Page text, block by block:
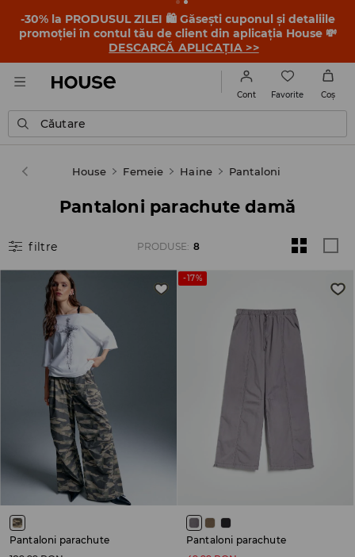
-30% la PRODUSUL ZILEI 🛍️ Găsești cuponul și detaliile
promoției în contul tău de client din aplicația House 💸
DESCARCĂ APLICAȚIA >>
Cont Favorite Coş
Căutare
House Femeie Haine Pantaloni
Pantaloni parachute damă
filtre PRODUSE: 8
Pantaloni parachute
-17%
Pantaloni parachute